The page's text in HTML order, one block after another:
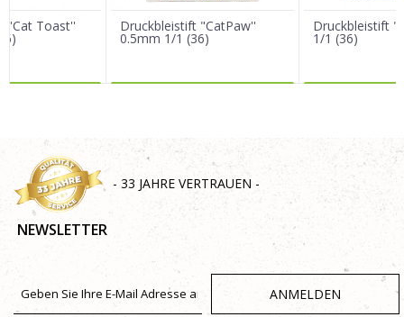
''Cat Toast'' Druckbleistift "CatPaw''
0.5mm 1/1 (36)
Druckbleistift
1/1 (36)
- 33 JAHRE VERTRAUEN -
NEWSLETTER
ANMELDEN